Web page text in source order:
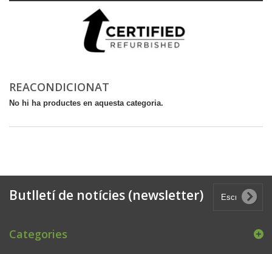
REACONDICIONAT
No hi ha productes en aquesta categoria.
Butlletí de notícies (newsletter)
Categories